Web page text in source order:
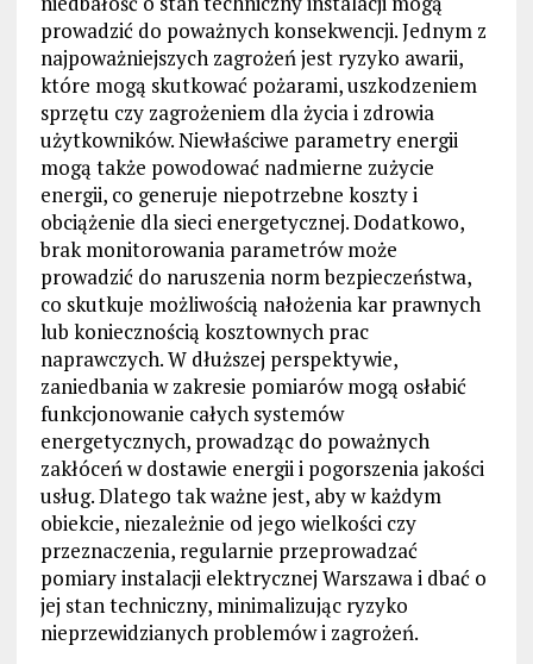
prowadzić do poważnych konsekwencji. Jednym z
najpoważniejszych zagrożeń jest ryzyko awarii,
które mogą skutkować pożarami, uszkodzeniem
sprzętu czy zagrożeniem dla życia i zdrowia
użytkowników. Niewłaściwe parametry energii
mogą także powodować nadmierne zużycie
energii, co generuje niepotrzebne koszty i
obciążenie dla sieci energetycznej. Dodatkowo,
brak monitorowania parametrów może
prowadzić do naruszenia norm bezpieczeństwa,
co skutkuje możliwością nałożenia kar prawnych
lub koniecznością kosztownych prac
naprawczych. W dłuższej perspektywie,
zaniedbania w zakresie pomiarów mogą osłabić
funkcjonowanie całych systemów
energetycznych, prowadząc do poważnych
zakłóceń w dostawie energii i pogorszenia jakości
usług. Dlatego tak ważne jest, aby w każdym
obiekcie, niezależnie od jego wielkości czy
przeznaczenia, regularnie przeprowadzać
pomiary instalacji elektrycznej Warszawa i dbać o
jej stan techniczny, minimalizując ryzyko
nieprzewidzianych problemów i zagrożeń.